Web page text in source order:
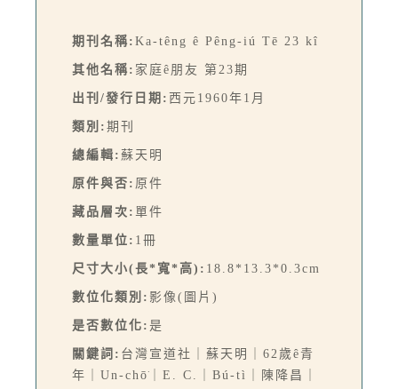
期刊名稱: Ka-têng ê Pêng-iú Tē 23 kî
其他名稱: 家庭ê朋友 第23期
出刊/發行日期: 西元1960年1月
類別: 期刊
總編輯: 蘇天明
原件與否: 原件
藏品層次: 單件
數量單位: 1冊
尺寸大小(長*寬*高): 18.8*13.3*0.3cm
數位化類別: 影像(圖片)
是否數位化: 是
關鍵詞: 台灣宣道社｜蘇天明｜62歲ê青
年｜Un-chō͘｜E. C.｜Bú-tì｜陳降昌｜